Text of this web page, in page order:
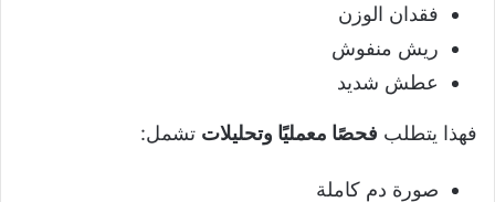
فقدان الوزن
ريش منفوش
عطش شديد
فهذا يتطلب فحصًا معمليًا وتحليلات تشمل:
صورة دم كاملة